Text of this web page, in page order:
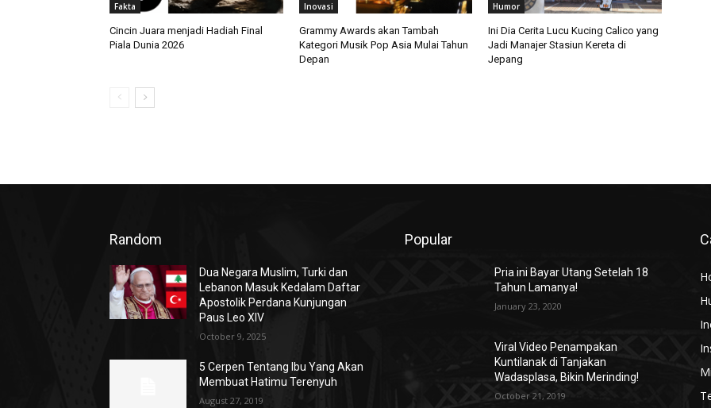
Fakta
Cincin Juara menjadi Hadiah Final
Piala Dunia 2026
Inovasi
Grammy Awards akan Tambah
Kategori Musik Pop Asia Mulai Tahun
Depan
Humor
Ini Dia Cerita Lucu Kucing Calico yang
Jadi Manajer Stasiun Kereta di
Jepang
Random
Dua Negara Muslim, Turki dan
Lebanon Masuk Kedalam Daftar
Apostolik Perdana Kunjungan
Paus Leo XIV
October 9, 2025
5 Cerpen Tentang Ibu Yang Akan
Membuat Hatimu Terenyuh
August 27, 2019
Popular
Pria ini Bayar Utang Setelah 18
Tahun Lamanya!
January 23, 2020
Viral Video Penampakan
Kuntilanak di Tanjakan
Wadasplasa, Bikin Merinding!
October 21, 2019